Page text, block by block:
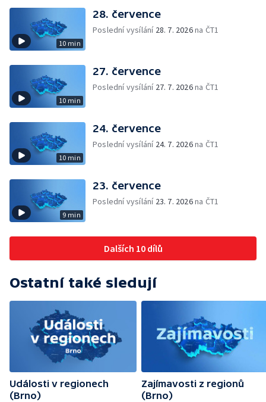
10 min
28. července
Poslední vysílání 28. 7. 2026na ČT1
10 min
27. července
Poslední vysílání 27. 7. 2026na ČT1
10 min
24. července
Poslední vysílání 24. 7. 2026na ČT1
9 min
23. července
Poslední vysílání 23. 7. 2026na ČT1
Dalších 10 dílů
Ostatní také sledují
Události v regionech
(Brno)
Zajímavosti z regionů
(Brno)